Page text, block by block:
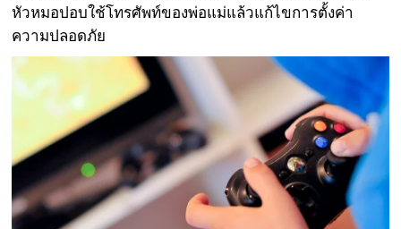
หัวหมอปอบใช้โทรศัพท์ของพ่อแม่แล้วแก้ไขการตั้งค่า
ความปลอดภัย